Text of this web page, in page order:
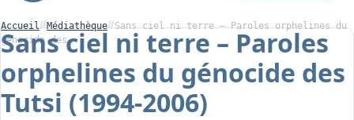
Association
Centre de Soin
Accueil Médiathèque
Sans ciel ni terre – Paroles orphelines du
génocide des…
Sans ciel ni terre – Paroles
orphelines du génocide des
Tutsi (1994-2006)